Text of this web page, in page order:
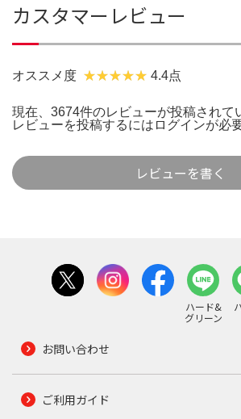
カスタマーレビュー
オススメ度 4.4点
現在、3674件のレビューが投稿されて
レビューを投稿するには ログインが必
レビューを書く
ハード&
グリーン
お問い合わせ
ご利用ガイド